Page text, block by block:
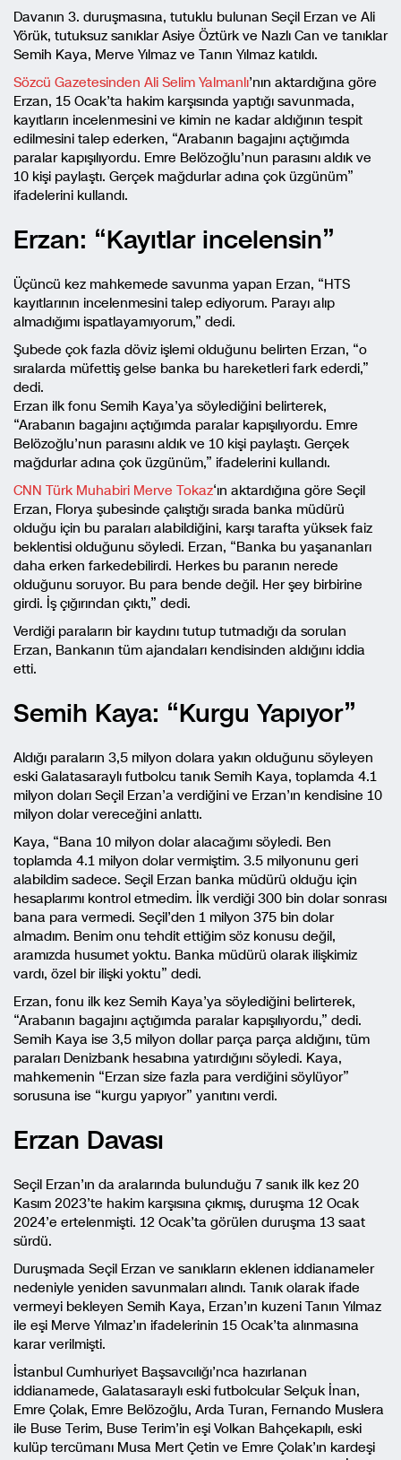
Davanın 3. duruşmasına, tutuklu bulunan Seçil Erzan ve Ali
Yörük, tutuksuz sanıklar Asiye Öztürk ve Nazlı Can ve tanıklar
Semih Kaya, Merve Yılmaz ve Tanın Yılmaz katıldı.
Sözcü Gazetesinden Ali Selim Yalmanlı’nın aktardığına göre
Erzan, 15 Ocak’ta hakim karşısında yaptığı savunmada,
kayıtların incelenmesini ve kimin ne kadar aldığının tespit
edilmesini talep ederken, “Arabanın bagajını açtığımda
paralar kapışılıyordu. Emre Belözoğlu’nun parasını aldık ve
10 kişi paylaştı. Gerçek mağdurlar adına çok üzgünüm”
ifadelerini kullandı.
Erzan: “Kayıtlar incelensin”
Üçüncü kez mahkemede savunma yapan Erzan, “HTS
kayıtlarının incelenmesini talep ediyorum. Parayı alıp
almadığımı ispatlayamıyorum,” dedi.
Şubede çok fazla döviz işlemi olduğunu belirten Erzan, “o
sıralarda müfettiş gelse banka bu hareketleri fark ederdi,”
dedi.
Erzan ilk fonu Semih Kaya’ya söylediğini belirterek,
“Arabanın bagajını açtığımda paralar kapışılıyordu. Emre
Belözoğlu’nun parasını aldık ve 10 kişi paylaştı. Gerçek
mağdurlar adına çok üzgünüm,” ifadelerini kullandı.
CNN Türk Muhabiri Merve Tokaz‘ın aktardığına göre Seçil
Erzan, Florya şubesinde çalıştığı sırada banka müdürü
olduğu için bu paraları alabildiğini, karşı tarafta yüksek faiz
beklentisi olduğunu söyledi. Erzan, “Banka bu yaşananları
daha erken farkedebilirdi. Herkes bu paranın nerede
olduğunu soruyor. Bu para bende değil. Her şey birbirine
girdi. İş çığırından çıktı,” dedi.
Verdiği paraların bir kaydını tutup tutmadığı da sorulan
Erzan, Bankanın tüm ajandaları kendisinden aldığını iddia
etti.
Semih Kaya: “Kurgu Yapıyor”
Aldığı paraların 3,5 milyon dolara yakın olduğunu söyleyen
eski Galatasaraylı futbolcu tanık Semih Kaya, toplamda 4.1
milyon doları Seçil Erzan’a verdiğini ve Erzan’ın kendisine 10
milyon dolar vereceğini anlattı.
Kaya, “Bana 10 milyon dolar alacağımı söyledi. Ben
toplamda 4.1 milyon dolar vermiştim. 3.5 milyonunu geri
alabildim sadece. Seçil Erzan banka müdürü olduğu için
hesaplarımı kontrol etmedim. İlk verdiği 300 bin dolar sonrası
bana para vermedi. Seçil’den 1 milyon 375 bin dolar
almadım. Benim onu tehdit ettiğim söz konusu değil,
aramızda husumet yoktu. Banka müdürü olarak ilişkimiz
vardı, özel bir ilişki yoktu” dedi.
Erzan, fonu ilk kez Semih Kaya’ya söylediğini belirterek,
“Arabanın bagajını açtığımda paralar kapışılıyordu,” dedi.
Semih Kaya ise 3,5 milyon dollar parça parça aldığını, tüm
paraları Denizbank hesabına yatırdığını söyledi. Kaya,
mahkemenin “Erzan size fazla para verdiğini söylüyor”
sorusuna ise “kurgu yapıyor” yanıtını verdi.
Erzan Davası
Seçil Erzan’ın da aralarında bulunduğu 7 sanık ilk kez 20
Kasım 2023’te hakim karşısına çıkmış, duruşma 12 Ocak
2024’e ertelenmişti. 12 Ocak’ta görülen duruşma 13 saat
sürdü.
Duruşmada Seçil Erzan ve sanıkların eklenen iddianameler
nedeniyle yeniden savunmaları alındı. Tanık olarak ifade
vermeyi bekleyen Semih Kaya, Erzan’ın kuzeni Tanın Yılmaz
ile eşi Merve Yılmaz’ın ifadelerinin 15 Ocak’ta alınmasına
karar verilmişti.
İstanbul Cumhuriyet Başsavcılığı’nca hazırlanan
iddianamede, Galatasaraylı eski futbolcular Selçuk İnan,
Emre Çolak, Emre Belözoğlu, Arda Turan, Fernando Muslera
ile Buse Terim, Buse Terim’in eşi Volkan Bahçekapılı, eski
kulüp tercümanı Musa Mert Çetin ve Emre Çolak’ın kardeşi